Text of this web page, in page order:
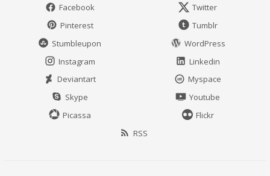
Facebook
Twitter
Pinterest
Tumblr
Stumbleupon
WordPress
Instagram
Linkedin
Deviantart
Myspace
Skype
Youtube
Picassa
Flickr
RSS